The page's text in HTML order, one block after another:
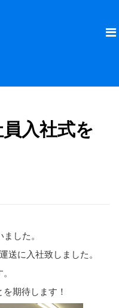
員入社式を
した。
送に入社致しました。
を期待します！